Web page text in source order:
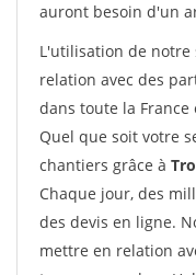
auront besoin d'un
L'utilisation de notre
relation avec des
dans toute la
Quel que soit votre
chantiers grâce à
Chaque jour, des
des devis en ligne.
mettre en relation